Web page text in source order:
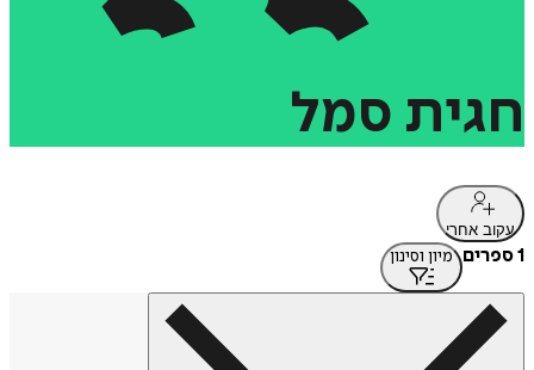
חגית סמל
עקוב אחרי
1 ספרים מיון וסינון